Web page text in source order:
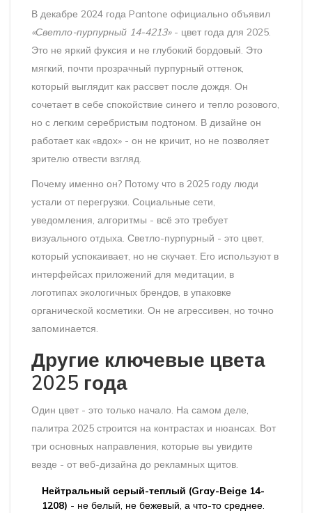
В декабре 2024 года Pantone официально объявил
«Светло-пурпурный 14-4213»- цвет года для 2025.
Это не яркий фуксия и не глубокий бордовый. Это
мягкий, почти прозрачный пурпурный оттенок,
который выглядит как рассвет после дождя. Он
сочетает в себе спокойствие синего и тепло розового,
но с легким серебристым подтоном. В дизайне он
работает как «вдох» - он не кричит, но не позволяет
зрителю отвести взгляд.
Почему именно он? Потому что в 2025 году люди
устали от перегрузки. Социальные сети,
уведомления, алгоритмы - всё это требует
визуального отдыха. Светло-пурпурный - это цвет,
который успокаивает, но не скучает. Его используют в
интерфейсах приложений для медитации, в
логотипах экологичных брендов, в упаковке
органической косметики. Он не агрессивен, но точно
запоминается.
Другие ключевые цвета
2025 года
Один цвет - это только начало. На самом деле,
палитра 2025 строится на контрастах и нюансах. Вот
три основных направления, которые вы увидите
везде - от веб-дизайна до рекламных щитов.
Нейтральный серый-теплый (Gray-Beige 14-
1208) - не белый, не бежевый, а что-то среднее.